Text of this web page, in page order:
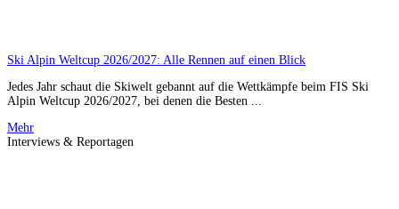
Ski Alpin Weltcup 2026/2027: Alle Rennen auf einen Blick
Jedes Jahr schaut die Skiwelt gebannt auf die Wettkämpfe beim FIS Ski
Alpin Weltcup 2026/2027, bei denen die Besten ...
Mehr
Interviews & Reportagen